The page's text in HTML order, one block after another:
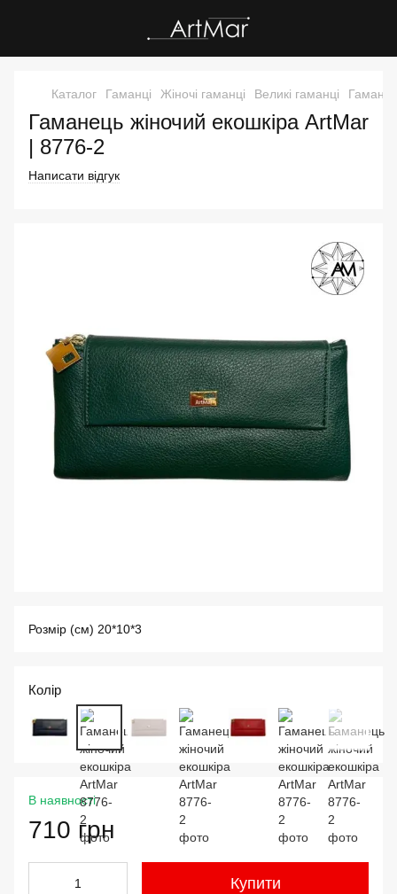
Каталог Гаманці Жіночі гаманці Великі гаманці
Гаманець жіночий екошкіра ArtMar
| 8776-2
Написати відгук
Розмір (см) 20*10*3
Колір
В наявності
710 грн
Купити